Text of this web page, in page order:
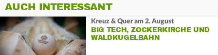
AUCH INTERESSANT
Kreuz & Quer am 2. August
BIG TECH, ZOCKERKIRCHE UND
WALDKUGELBAHN